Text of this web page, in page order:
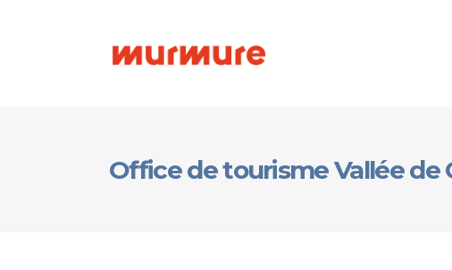
Office de tourisme Vallée de